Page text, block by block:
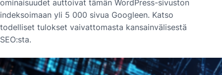
ominaisuudet auttoivat tämän WordPress-sivuston
indeksoimaan yli 5 000 sivua Googleen. Katso
todelliset tulokset vaivattomasta kansainvälisestä
SEO:sta.